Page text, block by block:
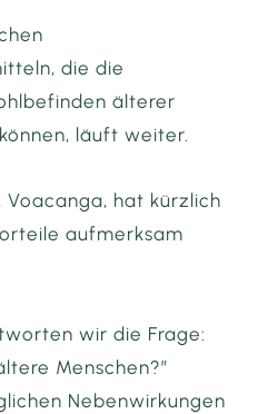
die die
älterer
läuft weiter.
Voacanga, hat kürzlich
aufmerksam
wir die Frage:
Menschen?”
Nebenwirkungen